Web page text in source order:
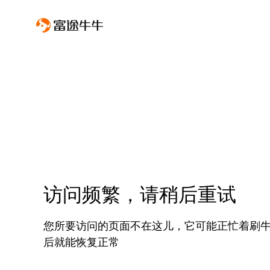
访问频繁，请稍后重试
您所要访问的页面不在这儿，它可能正忙着刷
后就能恢复正常